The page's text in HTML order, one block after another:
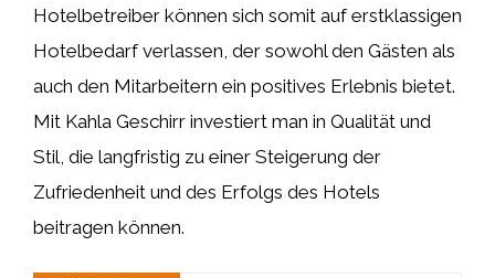
Hotelbetreiber können sich somit auf erstklassigen
Hotelbedarf verlassen, der sowohl den Gästen als
auch den Mitarbeitern ein positives Erlebnis bietet.
Mit Kahla Geschirr investiert man in Qualität und
Stil, die langfristig zu einer Steigerung der
Zufriedenheit und des Erfolgs des Hotels
beitragen können.